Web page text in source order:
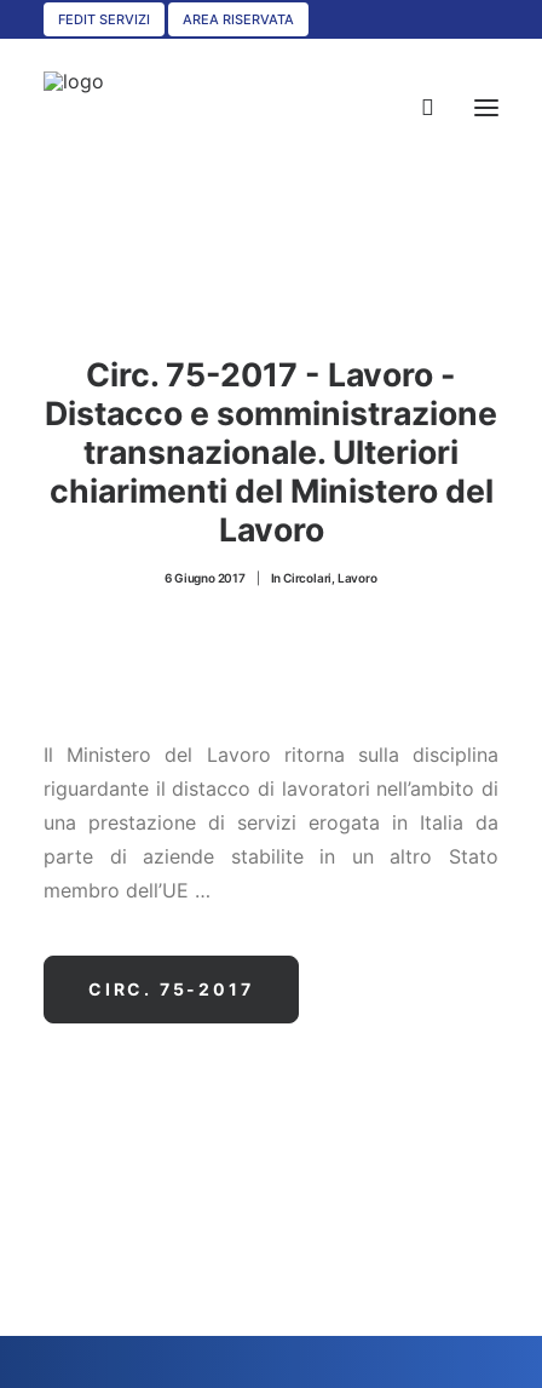
FEDIT SERVIZI AREA RISERVATA
CIRCOLARI
UNISCITI A NOI
CONVENZIONI
ASSOCIAZIONI TERRITORIALI
Circ. 75-2017 - Lavoro -
Distacco e somministrazione
transnazionale. Ulteriori
chiarimenti del Ministero del
Lavoro
6 Giugno 2017 InCircolari Lavoro
Il Ministero del Lavoro ritorna sulla disciplina
riguardante il distacco di lavoratori nell’ambito di
una prestazione di servizi erogata in Italia da
parte di aziende stabilite in un altro Stato
membro dell’UE …
CIRC. 75-2017